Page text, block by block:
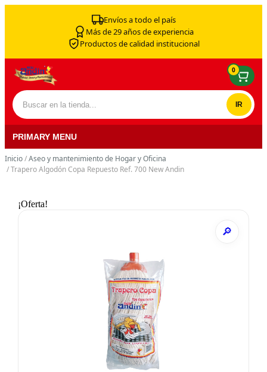
Envíos a todo el país
Más de 29 años de experiencia
Productos de calidad institucional
Buscar por:
0
PRIMARY MENU
Inicio/Aseo y mantenimiento de Hogar y Oficina
/ Trapero Algodón Copa Repuesto Ref. 700 New Andin
¡Oferta!